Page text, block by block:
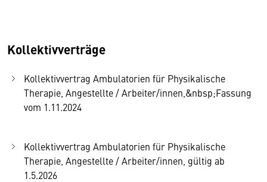
Kollektivverträge
Kollektivvertrag Ambulatorien für Physikalische
Therapie, Angestellte / Arbeiter/innen,&nbsp;Fassung
vom 1.11.2024
Kollektivvertrag Ambulatorien für Physikalische
Therapie, Angestellte / Arbeiter/innen, gültig ab
1.5.2026